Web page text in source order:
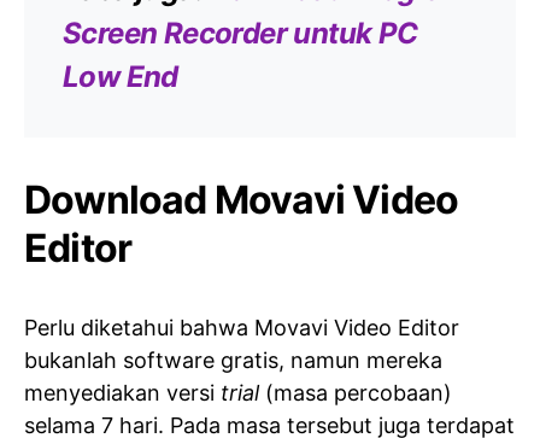
Screen Recorder untuk PC
Low End
Download Movavi Video
Editor
Perlu diketahui bahwa Movavi Video Editor
bukanlah software gratis, namun mereka
menyediakan versi trial(masa percobaan)
selama 7 hari. Pada masa tersebut juga terdapat